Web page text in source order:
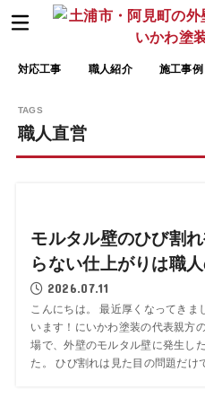
対応工事 職人紹介 施工事例
職人直営
モルタル壁のひび割
らない仕上がりは職
2026.07.11
こんにちは。 最近厚くなってき
います！にいかわ塗装の代表親方
場で、外壁のモルタル壁に発生し
た。 ひび割れは見た目の問題だけ